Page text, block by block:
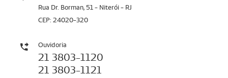
Rua Dr. Borman, 51 - Niterói - RJ
CEP: 24020-320
Ouvidoria
21 3803-1120
21 3803-1121